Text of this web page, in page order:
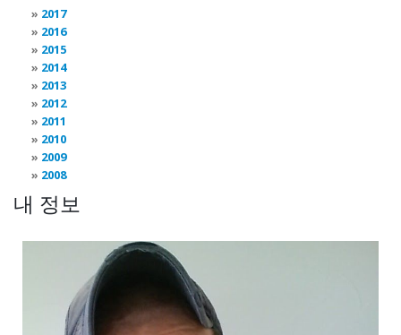
2017
2016
2015
2014
2013
2012
2011
2010
2009
2008
내 정보